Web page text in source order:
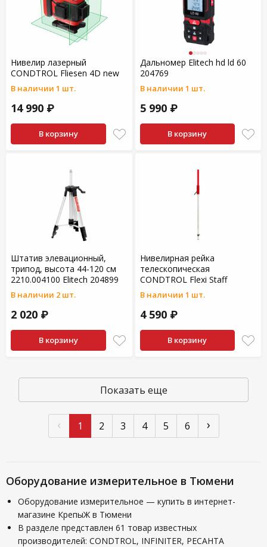
Нивелир лазерный
CONDTROL Fliesen 4D new
В наличии 1 шт.
14 990 ₽
В корзину
Дальномер Elitech hd ld 60
204769
В наличии 1 шт.
5 990 ₽
В корзину
Штатив элевационный,
трипод, высота 44-120 см
2210.004100 Elitech 204899
В наличии 2 шт.
2 020 ₽
В корзину
Нивелирная рейка
телескопическая
CONDTROL Flexi Staff
В наличии 1 шт.
4 590 ₽
В корзину
Показать еще
‹ 1 2 3 4 5 6 ›
Оборудование измерительное в Тюмени
Оборудование измерительное — купить в интернет-
магазине КрепыЖ в Тюмени
В разделе представлен 61 товар известных
производителей: CONDTROL, INFINITER, РЕСАНТА